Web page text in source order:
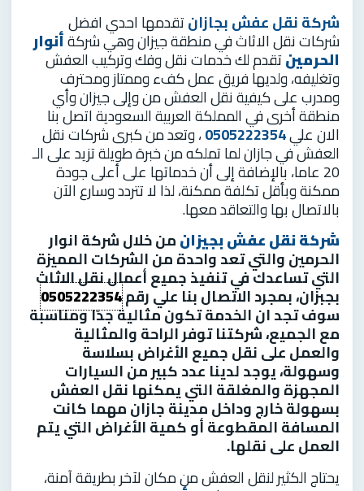
شركة نقل عفش بجازانتقدمها احدي افضل
شركات نقل الاثاث في منطقة جيزان وهي شركةأنوار
الحرمينتقدم لك خدمات نقل وفك وتركيب العفش
وتغليفه، ولديها فريق عمل كفء وممتاز ومحترف
ومدرب على كيفية نقل العفش من وإلى جيزان وأي
منطقة أخرى في المملكة العربية السعودية اتصل بنا
الان علي0505222354، وتعد من كبرى شركات نقل
العفش في جازان لما تملكه من خبرة طويلة تزيد على الـ
20 عاما، بالإضافة إلى أن خدماتها على أعلى جودة
ممكنة وبأقل تكلفة ممكنة، لذا لا تتردد وسارع الآن
بالاتصال بها والتعاقد معها.
شركة نقل عفش بجيزانمن خلال شركة انوار
الحرمين والتي تعد واحدة من الشركات المميزة
التي تساعدك في تنفيذ جميع أعمال نقل الاثاث
بجبزان، بمجرد الاتصال بنا علي رقم0505222354
سوف تجد ان الخدمة تكون مثالية جدًا ومناسبة
مع الجميع، شركتنا توفر الراحة والمثالية
والعمل على نقل جميع الأغراض بسلاسة
وسهولة، يوجد لدينا عدد كبير من السيارات
المجهزة والمغلقة التي يمكنها نقل العفش
بسهولة خارج وداخل مدينة جازان مهما كانت
المسافة المقطوعة أو كمية الأغراض التي يتم
العمل على نقلها.
يحتاج الكثير لنقل العفش من مكان لآخر بطريقة آمنة،